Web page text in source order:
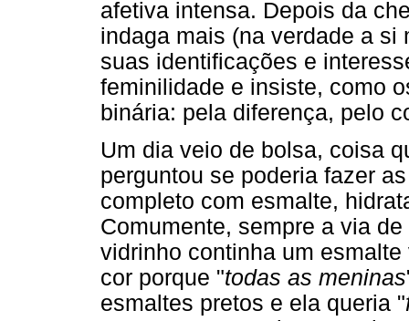
afetiva intensa. Depois da
indaga mais (na verdade a
suas identificações e
feminilidade e insiste, como
binária: pela diferença, pelo
Um dia veio de bolsa, coisa
perguntou se poderia fazer
completo com esmalte,
Comumente, sempre a via
vidrinho continha um
cor porque "todas as meninas
esmaltes pretos e ela queria "